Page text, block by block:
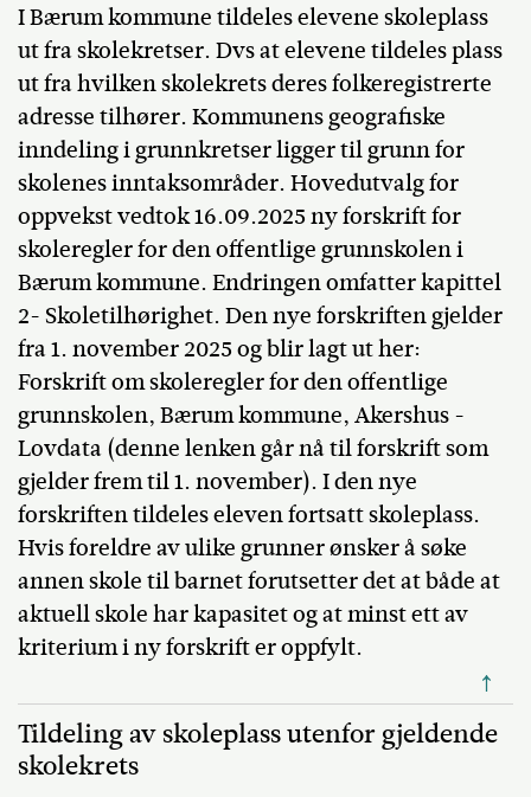
I Bærum kommune tildeles elevene skoleplass
ut fra skolekretser. Dvs at elevene tildeles plass
ut fra hvilken skolekrets deres folkeregistrerte
adresse tilhører. Kommunens geografiske
inndeling i grunnkretser ligger til grunn for
skolenes inntaksområder. Hovedutvalg for
oppvekst vedtok 16.09.2025 ny forskrift for
skoleregler for den offentlige grunnskolen i
Bærum kommune. Endringen omfatter kapittel
2- Skoletilhørighet. Den nye forskriften gjelder
fra 1. november 2025 og blir lagt ut her:
Forskrift om skoleregler for den offentlige
grunnskolen, Bærum kommune, Akershus -
Lovdata (denne lenken går nå til forskrift som
gjelder frem til 1. november). I den nye
forskriften tildeles eleven fortsatt skoleplass.
Hvis foreldre av ulike grunner ønsker å søke
annen skole til barnet forutsetter det at både at
aktuell skole har kapasitet og at minst ett av
kriterium i ny forskrift er oppfylt.
↑
Tildeling av skoleplass utenfor gjeldende
skolekrets